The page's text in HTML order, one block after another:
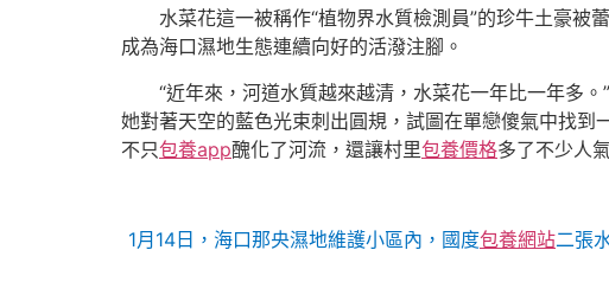
水菜花這一被稱作“植物界水質檢測員”的珍牛土豪
成為海口濕地生態連續向好的活潑注腳。
“近年來，河道水質越來越清，水菜花一年比一年多
她對著天空的藍色光束刺出圓規，試圖在單戀傻氣中找到
不只包養app醜化了河流，還讓村里包養價格多了不少人
1月14日，海口那央濕地維護小區內，國度包養網站二張